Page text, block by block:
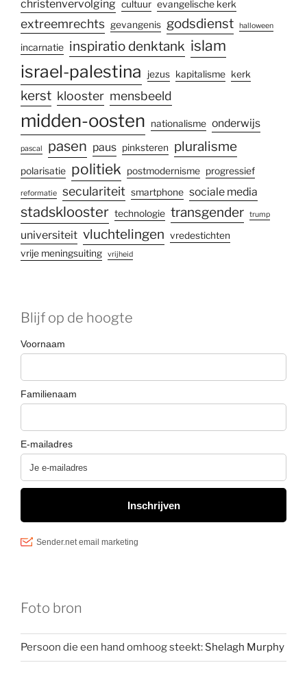
christenvervolging cultuur evangelische kerk
extreemrechts gevangenis godsdienst halloween
incarnatie inspiratio denktank islam
israel-palestina jezus kapitalisme kerk
kerst klooster mensbeeld
midden-oosten nationalisme onderwijs
pascal pasen paus pinksteren pluralisme
polarisatie politiek postmodernisme progressief
reformatie seculariteit smartphone sociale media
stadsklooster technologie transgender trump
universiteit vluchtelingen vredestichten
vrije meningsuiting
vrijheid
Blijf op de hoogte
Foto bron
Persoon die een hand omhoog steekt: Shelagh Murphy